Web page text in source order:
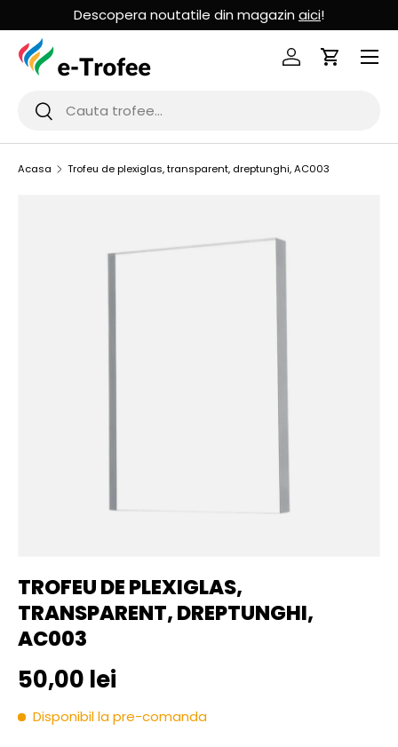
MERGI LA CONTINUT
Descopera noutatile din magazin aici!
Cauta
Cauta
Logheaza-te
Cos de
Acasa Trofeu de plexiglas, transparent, dreptunghi, AC003
TROFEU DE PLEXIGLAS,
TRANSPARENT, DREPTUNGHI,
AC003
Pret initial
50,00 lei
Disponibil la pre-comanda